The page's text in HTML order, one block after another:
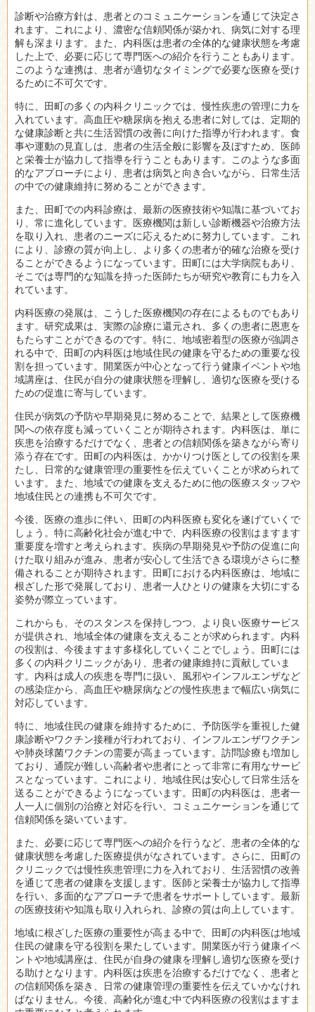
診断や治療方針は、患者とのコミュニケーションを通じて決定さ
れます。これにより、濃密な信頼関係が築かれ、病気に対する理
解も深まります。また、内科医は患者の全体的な健康状態を考慮
した上で、必要に応じて専門医への紹介を行うこともあります。
このような連携は、患者が適切なタイミングで必要な医療を受け
るために不可欠です。
特に、田町の多くの内科クリニックでは、慢性疾患の管理に力を
入れています。高血圧や糖尿病を抱える患者に対しては、定期的
な健康診断と共に生活習慣の改善に向けた指導が行われます。食
事や運動の見直しは、患者の生活全般に影響を及ぼすため、医師
と栄養士が協力して指導を行うこともあります。このような多面
的なアプローチにより、患者は病気と向き合いながら、日常生活
の中での健康維持に努めることができます。
また、田町での内科診療は、最新の医療技術や知識に基づいてお
り、常に進化しています。医療機関は新しい診断機器や治療方法
を取り入れ、患者のニーズに応えるために努力しています。これ
により、診療の質が向上し、より多くの患者が的確な治療を受け
ることができるようになっています。田町には大学病院もあり、
そこでは専門的な知識を持った医師たちが研究や教育にも力を入
れています。
内科医療の発展は、こうした医療機関の存在によるものでもあり
ます。研究成果は、実際の診療に還元され、多くの患者に恩恵を
もたらすことができるのです。特に、地域密着型の医療が強調さ
れる中で、田町の内科医は地域住民の健康を守るための重要な役
割を担っています。開業医が中心となって行う健康イベントや地
域講座は、住民が自分の健康状態を理解し、適切な医療を受ける
ための促進に寄与しています。
住民が病気の予防や早期発見に努めることで、結果として医療機
関への依存度も減っていくことが期待されます。内科医は、単に
疾患を治療するだけでなく、患者との信頼関係を築きながら寄り
添う存在です。田町の内科医は、かかりつけ医としての役割を果
たし、日常的な健康管理の重要性を伝えていくことが求められて
います。また、地域での健康を支えるために他の医療スタッフや
地域住民との連携も不可欠です。
今後、医療の進歩に伴い、田町の内科医療も変化を遂げていくで
しょう。特に高齢化社会が進む中で、内科医療の役割はますます
重要度を増すと考えられます。疾病の早期発見や予防の促進に向
けた取り組みが進み、患者が安心して生活できる環境がさらに整
備されることが期待されます。田町における内科医療は、地域に
根ざした形で発展しており、患者一人ひとりの健康を大切にする
姿勢が際立っています。
これからも、そのスタンスを保持しつつ、より良い医療サービス
が提供され、地域全体の健康を支えることが求められます。内科
の役割は、今後ますます多様化していくことでしょう。田町には
多くの内科クリニックがあり、患者の健康維持に貢献していま
す。内科は成人の疾患を専門に扱い、風邪やインフルエンザなど
の感染症から、高血圧や糖尿病などの慢性疾患まで幅広い病気に
対応しています。
特に、地域住民の健康を維持するために、予防医学を重視した健
康診断やワクチン接種が行われており、インフルエンザワクチン
や肺炎球菌ワクチンの需要が高まっています。訪問診療も増加し
ており、通院が難しい高齢者や患者にとって非常に有用なサービ
スとなっています。これにより、地域住民は安心して日常生活を
送ることができるようになっています。田町の内科医は、患者一
人一人に個別の治療と対応を行い、コミュニケーションを通じて
信頼関係を築いています。
また、必要に応じて専門医への紹介を行うなど、患者の全体的な
健康状態を考慮した医療提供がなされています。さらに、田町の
クリニックでは慢性疾患管理に力を入れており、生活習慣の改善
を通じて患者の健康を支援します。医師と栄養士が協力して指導
を行い、多面的なアプローチで患者をサポートしています。最新
の医療技術や知識も取り入れられ、診療の質は向上しています。
地域に根ざした医療の重要性が高まる中で、田町の内科医は地域
住民の健康を守る役割を果たしています。開業医が行う健康イベ
ントや地域講座は、住民が自身の健康を理解し適切な医療を受け
る助けとなります。内科医は疾患を治療するだけでなく、患者と
の信頼関係を築き、日常の健康管理の重要性を伝えていかなけれ
ばなりません。今後、高齢化が進む中で内科医療の役割はますま